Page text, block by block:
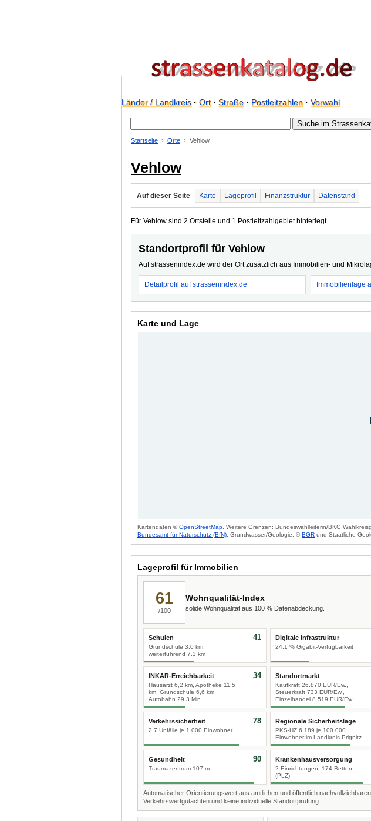
Länder / Landkreis· Ort· Straße· Postleitzahlen· Vorwahl
Startseite Orte Vehlow
Vehlow
Auf dieser Seite Karte Lageprofil Finanzstruktur Datenstand
Für Vehlow sind 2 Ortsteile und 1 Postleitzahlgebiet hinterlegt.
Standortprofil für Vehlow
Auf strassenindex.de wird der Ort zusätzlich aus Immobilien- und
Detailprofil auf strassenindex.de Immobilienlage
Karte und Lage
Kartendaten ©OpenStreetMap . Weitere Grenzen: Bundeswahlleiterin/BKG
Bundesamt für Naturschutz (BfN); Grundwasser/Geologie: ©BGR und Staatliche
Lageprofil für Immobilien
61
/100
Wohnqualität-Index
solide Wohnqualität aus 100 % Datenabdeckung.
Schulen
Grundschule 3,0 km,
weiterführend 7,3 km
41 Digitale Infrastruktur
24,1 % Gigabit-Verfügbarkeit
INKAR-Erreichbarkeit
Hausarzt 6,2 km, Apotheke 11,5
km, Grundschule 6,6 km,
Autobahn 29,3 Min.
34 Standortmarkt
Kaufkraft 26.870 EUR/Ew.,
Steuerkraft 733 EUR/Ew.,
Einzelhandel 8.519 EUR/Ew.
Verkehrssicherheit
2,7 Unfälle je 1.000 Einwohner
78 Regionale Sicherheitslage
PKS-HZ 6.189 je 100.000
Einwohner im Landkreis Prignitz
Gesundheit
Traumazentrum 107 m
90 Krankenhausversorgung
2 Einrichtungen, 174 Betten
(PLZ)
Automatischer Orientierungswert aus amtlichen und öffentlich
Verkehrswertgutachten und keine individuelle Standortprüfung.